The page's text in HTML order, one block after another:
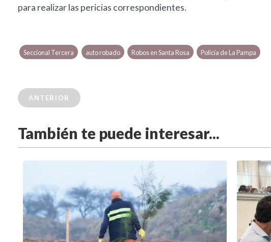
para realizar las pericias correspondientes.
Seccional Tercera auto robado Robos en Santa Rosa Policía de La Pampa
ANTERIOR
También te puede interesar...